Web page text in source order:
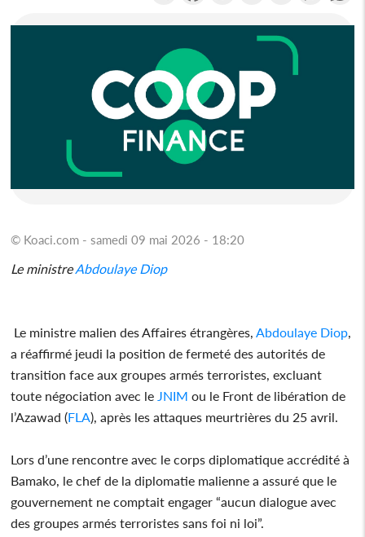
© Koaci.com - samedi 09 mai 2026 - 18:20
Le ministreAbdoulaye Diop
Le ministre malien des Affaires étrangères, Abdoulaye Diop
a réaffirmé jeudi la position de fermeté des autorités de
transition face aux groupes armés terroristes, excluant
toute négociation avec le JNIM ou le Front de libération de
l’Azawad (FLA), après les attaques meurtrières du 25 avril.
Lors d’une rencontre avec le corps diplomatique accrédité à
Bamako, le chef de la diplomatie malienne a assuré que le
gouvernement ne comptait engager “aucun dialogue avec
des groupes armés terroristes sans foi ni loi”.